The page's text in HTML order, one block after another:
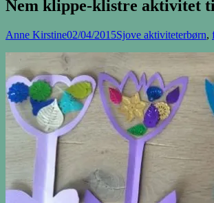
Nem klippe-klistre aktivitet
Anne Kirstine02/04/2015Sjove aktiviteterbørn,